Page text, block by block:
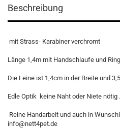
Beschreibung
mit Strass- Karabiner verchromt
Länge 1,4m mit Handschlaufe und Ring
Die Leine ist 1,4cm in der Breite und
Edle Optik keine Naht oder Niete nötig .
Reine Handarbeit und auch in
info@nett4pet.de